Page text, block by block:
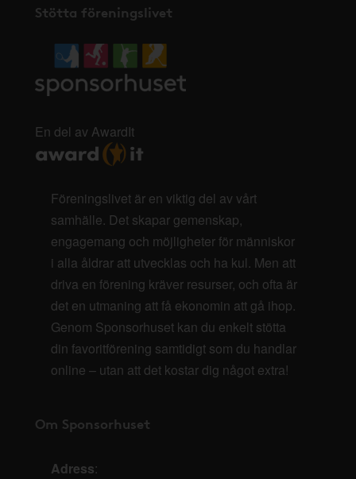
Stötta föreningslivet
En del av AwardIt
Föreningslivet är en viktig del av vårt
samhälle. Det skapar gemenskap,
engagemang och möjligheter för människor
i alla åldrar att utvecklas och ha kul. Men att
driva en förening kräver resurser, och ofta är
det en utmaning att få ekonomin att gå ihop.
Genom Sponsorhuset kan du enkelt stötta
din favoritförening samtidigt som du handlar
online – utan att det kostar dig något extra!
Om Sponsorhuset
Adress: